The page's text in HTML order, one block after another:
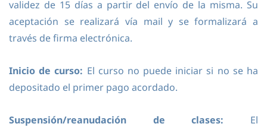
validez de 15 días a partir del envío de la misma. Su
aceptación se realizará vía mail y se formalizará a
través de firma electrónica.
Inicio de curso: El curso no puede iniciar si no se ha
depositado el primer pago acordado.
Suspensión/reanudación de clases: El